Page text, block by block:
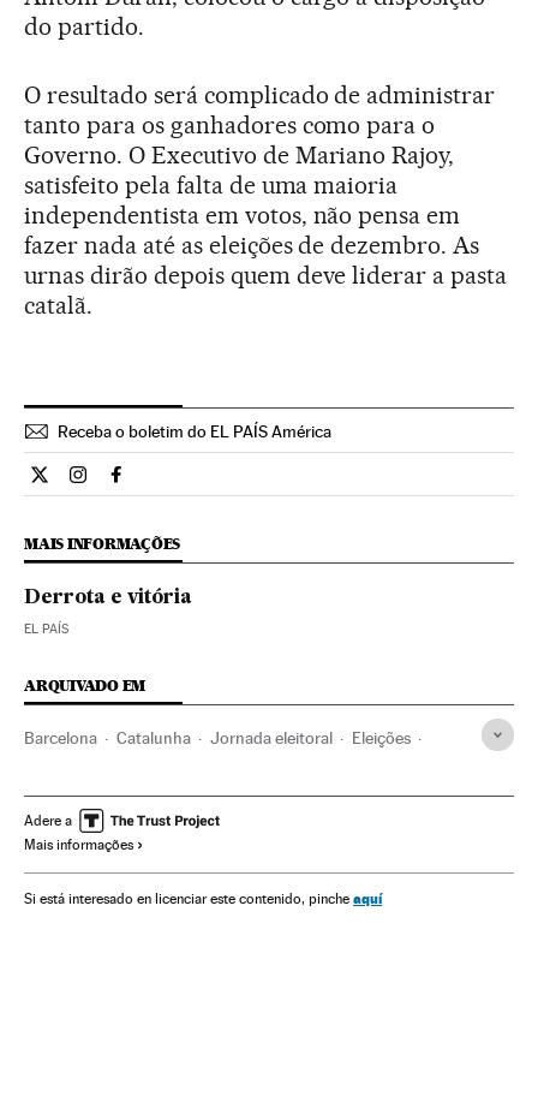
do partido.
O resultado será complicado de administrar
tanto para os ganhadores como para o
Governo. O Executivo de Mariano Rajoy,
satisfeito pela falta de uma maioria
independentista em votos, não pensa em
fazer nada até as eleições de dezembro. As
urnas dirão depois quem deve liderar a pasta
catalã.
Receba o boletim do EL PAÍS América
Internacional El País Brasil en Twitter
Internacional El País Brasil en Instagram
Internacional El País Brasil en Facebook
MAIS INFORMAÇÕES
Derrota e vitória
EL PAÍS
ARQUIVADO EM
Barcelona Catalunha Jornada eleitoral Eleições
Adere a
Mais informações
Si está interesado en licenciar este contenido, pinche aquí